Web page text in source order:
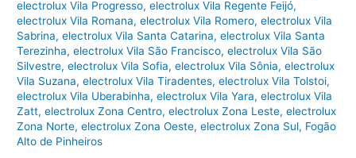
electrolux Vila Progresso,electrolux Vila Regente Feijó,
electrolux Vila Romana,electrolux Vila Romero,electrolux Vila
Sabrina,electrolux Vila Santa Catarina,electrolux Vila Santa
Terezinha,electrolux Vila São Francisco,electrolux Vila São
Silvestre,electrolux Vila Sofia,electrolux Vila Sônia,electrolux
Vila Suzana,electrolux Vila Tiradentes,electrolux Vila Tolstoi,
electrolux Vila Uberabinha,electrolux Vila Yara,electrolux Vila
Zatt,electrolux Zona Centro,electrolux Zona Leste,electrolux
Zona Norte,electrolux Zona Oeste,electrolux Zona Sul, Fogão
Alto de Pinheiros